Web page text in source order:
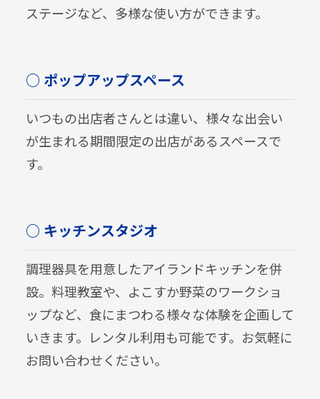
ステージなど、多様な使い方ができます。
○ ポップアップスペース
いつもの出店者さんとは違い、様々な出会い
が生まれる期間限定の出店があるスペースで
す。
○ キッチンスタジオ
調理器具を用意したアイランドキッチンを併
設。料理教室や、よこすか野菜のワークショ
ップなど、食にまつわる様々な体験を企画して
いきます。レンタル利用も可能です。お気軽に
お問い合わせください。